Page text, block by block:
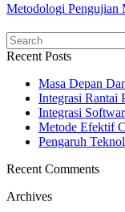
Metodologi Pengujian
Recent Posts
Masa Depan
Integrasi Rantai
Integrasi
Metode Efektif
Pengaruh
Recent Comments
Archives